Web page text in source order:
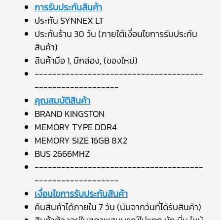
การรับประกันสินค้า
ประกัน SYNNEX LT
ประกันร้าน 30 วัน (ภายใต้เงื่อนไขการรับประกัน
สินค้า)
สินค้ามือ 1, มีกล่อง, (ของใหม่)
--------------------------------------
-------------------
คุณสมบัติสินค้า
BRAND KINGSTON
MEMORY TYPE DDR4
MEMORY SIZE 16GB 8X2
BUS 2666MHZ
--------------------------------------
-------------------
เงื่อนไขการรับประกันสินค้า
คืนสินค้าได้ภายใน 7 วัน (นับจากวันที่ได้รับสินค้า)